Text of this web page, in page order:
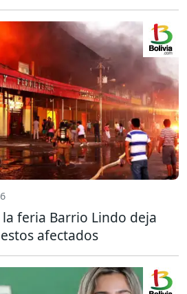
feria Barrio Lindo deja
afectados